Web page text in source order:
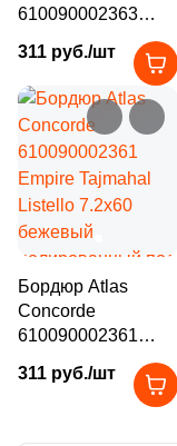
610090002363
Empire Calacatta
Black Listello
7.2x60 черный
полированный под
камень
311 руб./шт
Бордюр Atlas
Concorde
610090002361
Empire Tajmahal
Listello 7.2x60
311 руб./шт